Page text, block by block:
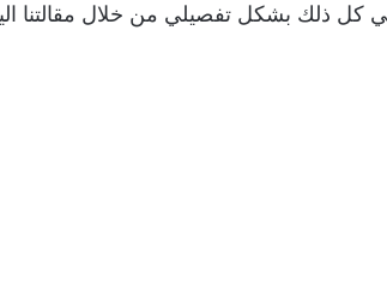
كل ذلك بشكل تفصيلي من خلال مقالتنا